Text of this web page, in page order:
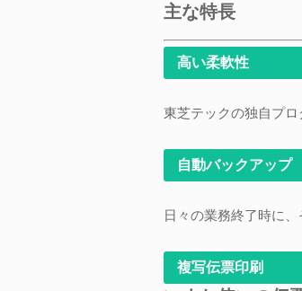
主な特長
高い柔軟性
東芝テックの独自プ
自動バックアップ
日々の業務終了時に
複写伝票印刷